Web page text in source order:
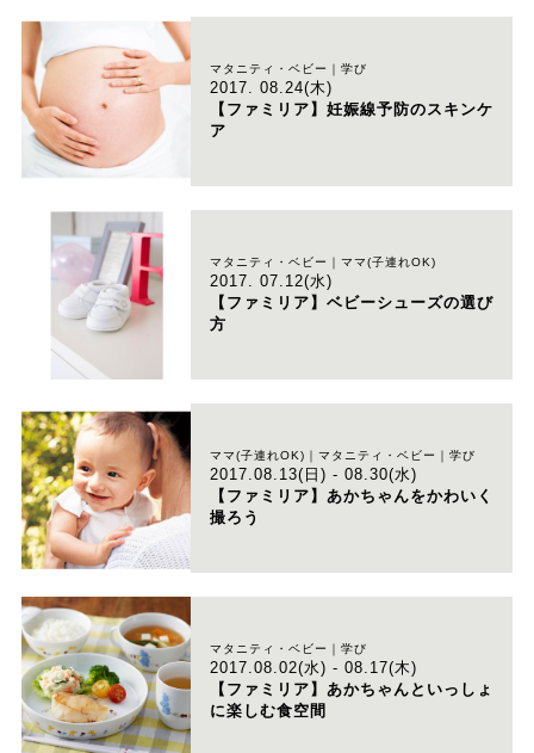
マタニティ・ベビー｜学び
2017. 08.24(木)
【ファミリア】妊娠線予防のスキンケ
ア
マタニティ・ベビー｜ママ(子連れOK)
2017. 07.12(水)
【ファミリア】ベビーシューズの選び
方
ママ(子連れOK)｜マタニティ・ベビー｜学び
2017.08.13(日) - 08.30(水)
【ファミリア】あかちゃんをかわいく
撮ろう
マタニティ・ベビー｜学び
2017.08.02(水) - 08.17(木)
【ファミリア】あかちゃんといっしょ
に楽しむ食空間